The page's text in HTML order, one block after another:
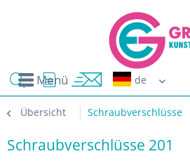
Menü
Übersicht Schraubverschlüsse
Schraubverschlüsse 201